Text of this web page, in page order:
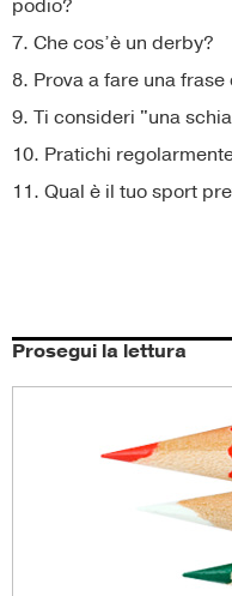
podio?
7. Che cos’è un derby?
8. Prova a fare una
9. Ti consideri "una
10. Pratichi
11. Qual è il tuo sport
Prosegui la lettura